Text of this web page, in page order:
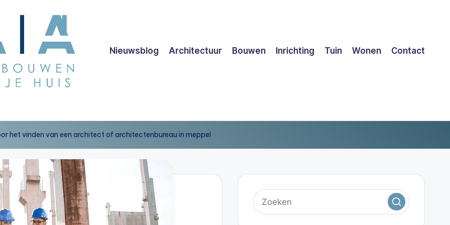
Nieuwsblog Architectuur Bouwen Inrichting Tuin Wonen Contact
het vinden van een architect of architectenbureau in meppel